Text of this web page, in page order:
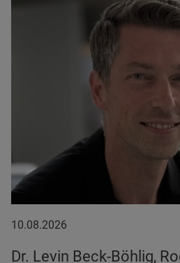
10.08.2026
10.08.2026
Dr. Levin Beck-Böhlig,